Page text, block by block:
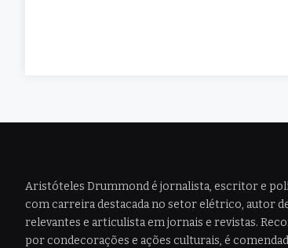
Aristóteles Drummond é jornalista, escritor e
com carreira destacada no setor elétrico, autor
relevantes e articulista em jornais e revistas.
por condecorações e ações culturais, é